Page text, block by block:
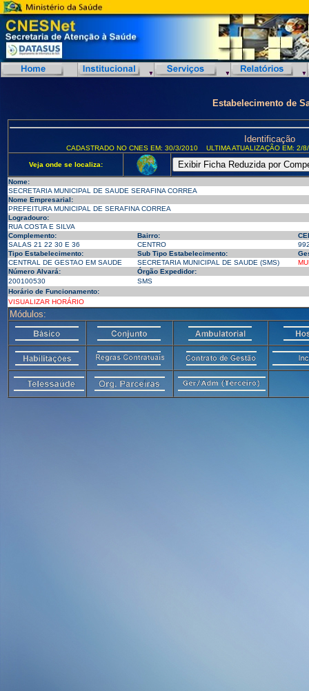
Estabelecimento de
Identificação
CADASTRADO NO CNES EM: 30/3/2010 ULTIMA ATUALIZAÇÃO EM:
Veja onde se localiza:
Nome:
SECRETARIA MUNICIPAL DE SAUDE SERAFINA CORREA
Nome Empresarial:
PREFEITURA MUNICIPAL DE SERAFINA CORREA
Logradouro:
RUA COSTA E SILVA
Complemento:
Bairro:
SALAS 21 22 30 E 36
CENTRO
Tipo Estabelecimento:
Sub Tipo Estabelecimento:
CENTRAL DE GESTAO EM SAUDE
SECRETARIA MUNICIPAL DE SAUDE (SMS)
Número Alvará:
Órgão Expedidor:
200100530
SMS
Horário de Funcionamento:
VISUALIZAR HORÁRIO
Módulos: